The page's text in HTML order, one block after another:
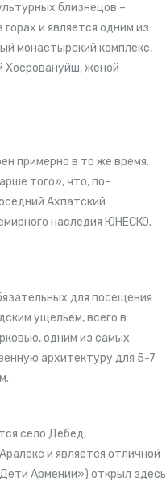
близнецов –
и является одним из
монастырский комплекс,
Хосровануйш, женой
примерно в то же время.
того», что, по-
Ахпатский
наследия ЮНЕСКО.
для посещения
ущельем, всего в
одним из самых
архитектуру для 5-7
село Дебед,
и является отличной
Армении») открыл здесь